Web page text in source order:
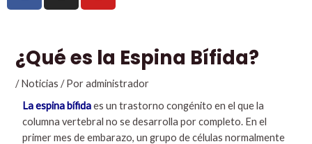
b
o
o
k
a
g
r
a
m
u
b
e
¿Qué es la Espina Bífida?
/Noticias / Poradministrador
La espina bífidaes un trastorno congénito en el que la
columna vertebral no se desarrolla por completo. En el
primer mes de embarazo, un grupo de células normalmente
entradas